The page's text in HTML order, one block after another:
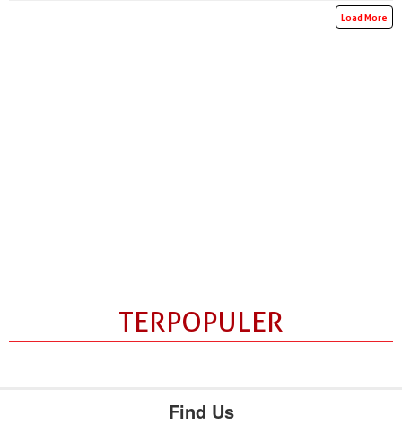
Load More
TERPOPULER
Find Us